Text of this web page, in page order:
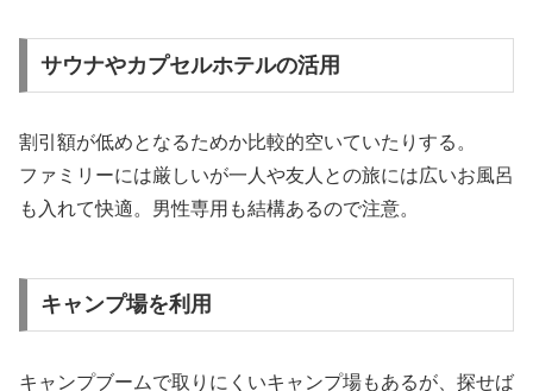
サウナやカプセルホテルの活用
割引額が低めとなるためか比較的空いていたりする。
ファミリーには厳しいが一人や友人との旅には広いお風呂
も入れて快適。男性専用も結構あるので注意。
キャンプ場を利用
キャンプブームで取りにくいキャンプ場もあるが、探せば